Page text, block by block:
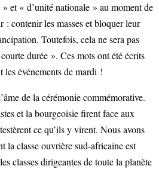
et « d’unité nationale » au moment de
: contenir les masses et bloquer leur
Toutefois, cela ne sera pas
durée ». Ces mots ont été écrits
les événements de mardi !
de la cérémonie commémorative.
et la bourgeoisie firent face aux
ce qu’ils y virent. Nous avons
la classe ouvrière sud-africaine est
classes dirigeantes de toute la planète